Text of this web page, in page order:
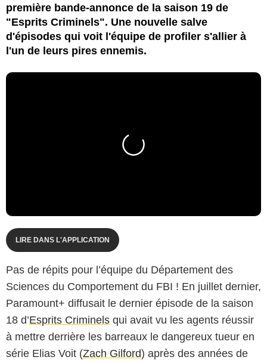
première bande-annonce de la saison 19 de
"Esprits Criminels". Une nouvelle salve
d'épisodes qui voit l'équipe de profiler s'allier à
l'un de leurs pires ennemis.
LIRE DANS L'APPLICATION
Pas de répits pour l’équipe du Département des
Sciences du Comportement du FBI ! En juillet dernier,
Paramount+ diffusait le dernier épisode de la saison
18 d’Esprits Criminels qui avait vu les agents réussir
à mettre derrière les barreaux le dangereux tueur en
série Elias Voit (Zach Gilford) après des années de